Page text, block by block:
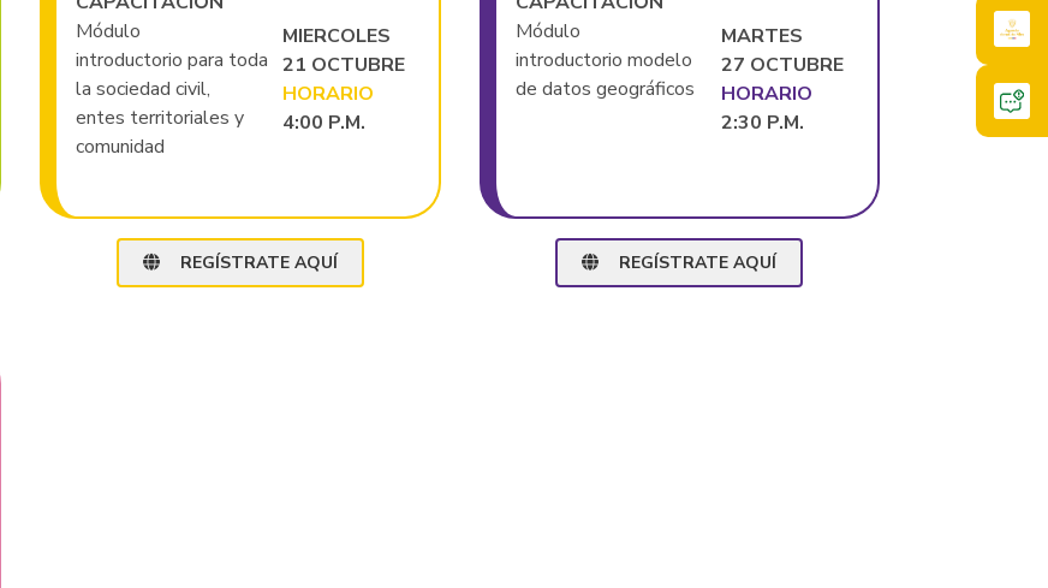
Módulo
introductorio para toda
la sociedad civil,
entes territoriales y
comunidad
MIERCOLES
21 OCTUBRE
HORARIO
4:00 P.M.
REGÍSTRATE AQUÍ
Módulo
introductorio modelo
de datos geográficos
MARTES
27 OCTUBRE
HORARIO
2:30 P.M.
REGÍSTRATE AQUÍ